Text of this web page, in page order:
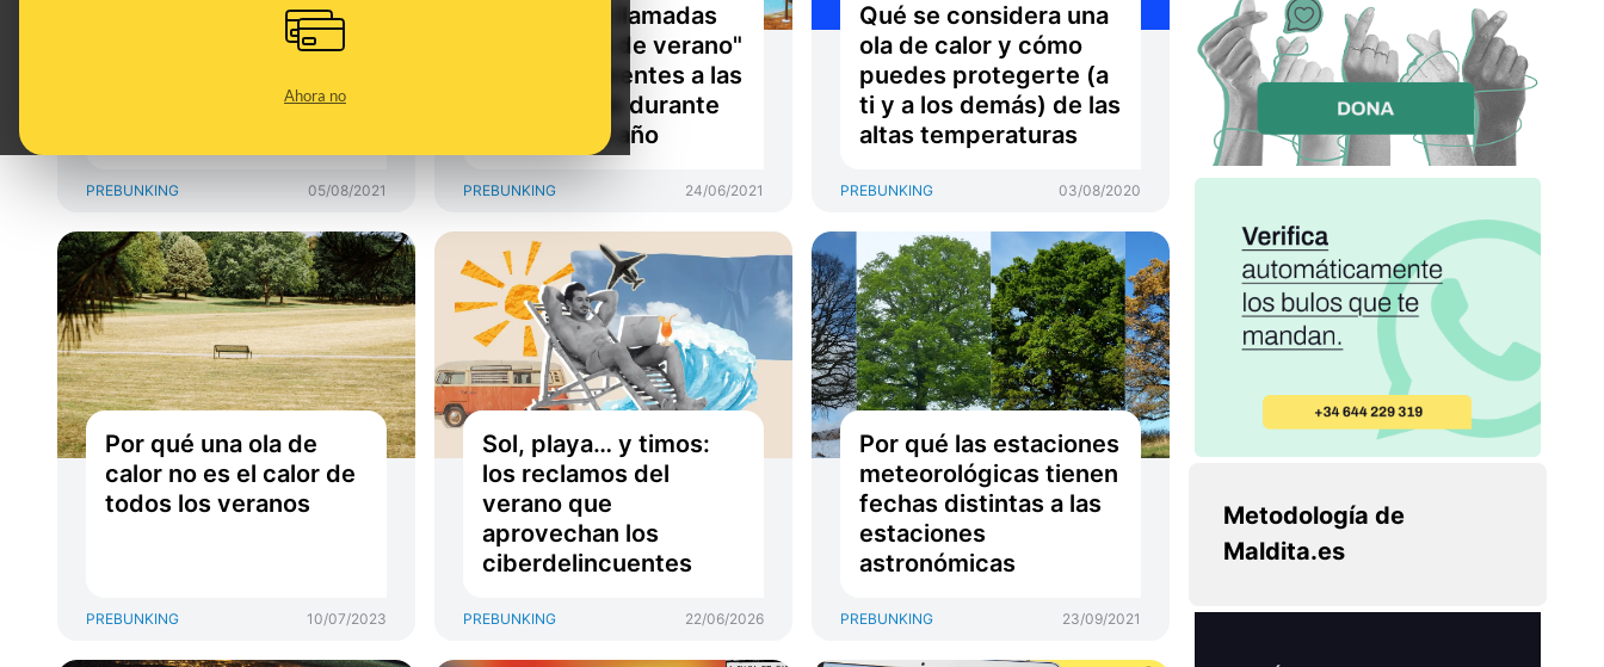
Ahora no
Qué tener en cuenta
PREBUNKING 05/08/2021
Por qué las llamadas
"tormentas de verano"
no son diferentes a las
que ocurren durante
el resto del año
PREBUNKING 24/06/2021
Qué se considera una
ola de calor y cómo
puedes protegerte (a
ti y a los demás) de las
altas temperaturas
PREBUNKING 03/08/2020
Por qué una ola de
calor no es el calor de
todos los veranos
PREBUNKING 10/07/2023
Sol, playa… y timos:
los reclamos del
verano que
aprovechan los
ciberdelincuentes
PREBUNKING 22/06/2026
Por qué las estaciones
meteorológicas tienen
fechas distintas a las
estaciones
astronómicas
PREBUNKING 23/09/2021
Metodología de
Maldita.es